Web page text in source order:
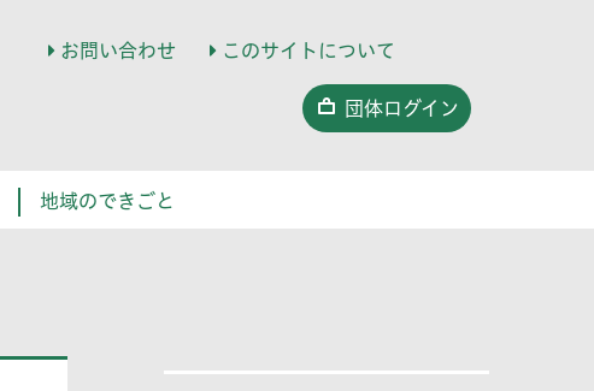
お問い合わせ このサイトについて
団体ログイン
地域のできごと